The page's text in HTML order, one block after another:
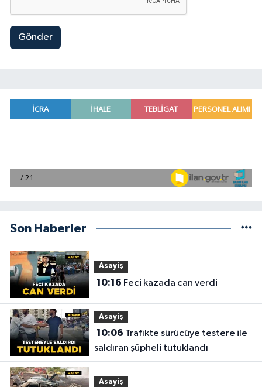
Gönder
Son Haberler
Asayiş
10:16 Feci kazada can verdi
Asayiş
10:06
saldıran şüpheli tutuklandı
Asayiş